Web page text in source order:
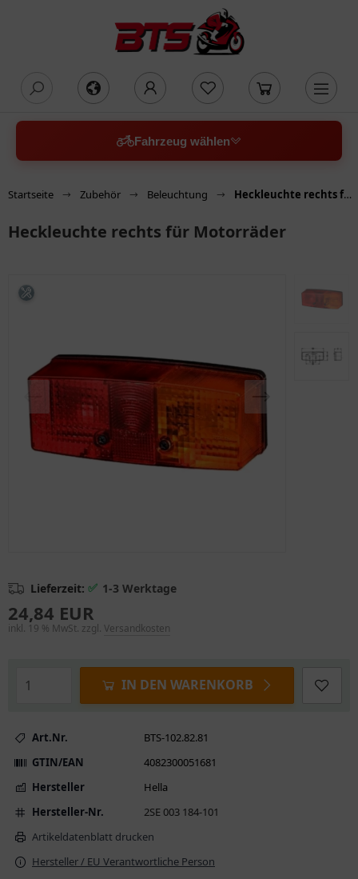
Fahrzeug wählen
Startseite Zubehör Beleuchtung Heckleuchte rechts für Motorräder
Heckleuchte rechts für Motorräder
Lieferzeit: ✅ 1-3 Werktage
24,84 EUR
inkl. 19 % MwSt. zzgl. Versandkosten
IN DEN WARENKORB
Art.Nr.
BTS-102.82.81
GTIN/EAN
4082300051681
Hersteller
Hella
Hersteller-Nr.
2SE 003 184-101
Artikeldatenblatt drucken
Hersteller / EU Verantwortliche Person